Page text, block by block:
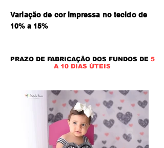
Variação de cor impressa no tecido de
10% a 15%
PRAZO DE FABRICAÇÃO DOS FUNDOS DE 5
A 10 DIAS ÚTEIS